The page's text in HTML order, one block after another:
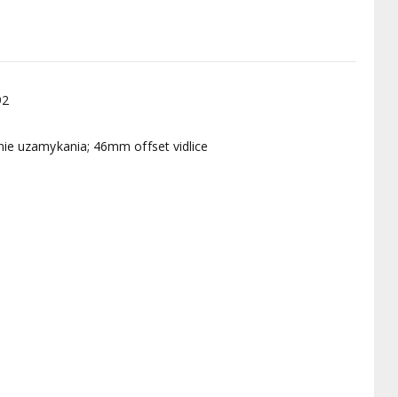
uzamykania; 46mm offset vidlice